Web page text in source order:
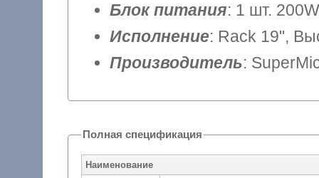
Блок питания: 1 шт. 200W
Исполнение: Rack 19",
Производитель:
Полная спецификация
Наименование